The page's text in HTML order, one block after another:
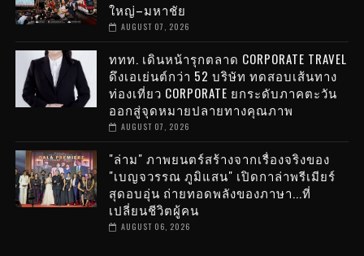
ใหญ่–มหาชัย
AUGUST 07, 2026
ททท. เดินหน้ารุกตลาด CORPORATE TRAVEL
ดึงเอเย่นต์กว่า 52 บริษัท ทดสอบเส้นทาง
ท่องเที่ยว CORPORATE ยกระดับภาคตะวัน
ออกสู่จุดหมายปลายทางคุณภาพ
AUGUST 07, 2026
"ล่าม" ภาพยนตร์สร้างจากเรื่องจริงของ
"เบญจวรรณ ภูมิแสน" เปิดกาล่าพรีเมียร์
สุดอบอุ่น ถ่ายทอดพลังของภาษา...ที่
เปลี่ยนชีวิตผู้คน
AUGUST 06, 2026